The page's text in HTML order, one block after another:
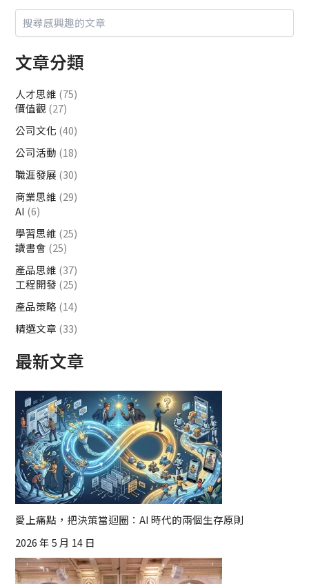
文章分類
人才思維 (75)
價值觀 (27)
公司文化 (40)
公司活動 (18)
職涯發展 (30)
商業思維 (29)
AI (6)
學習思維 (25)
讀書會 (25)
產品思維 (37)
工程開發 (25)
產品策略 (14)
精選文章 (33)
最新文章
愛上痛點，把決策當迴圈：AI 時代的兩個生存原則
2026 年 5 月 14 日